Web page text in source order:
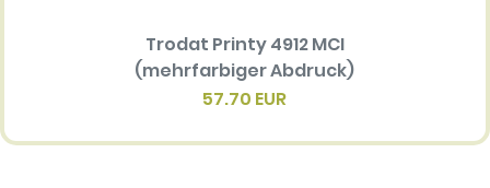
Trodat Printy 4912 MCI
(mehrfarbiger Abdruck)
57.70 EUR